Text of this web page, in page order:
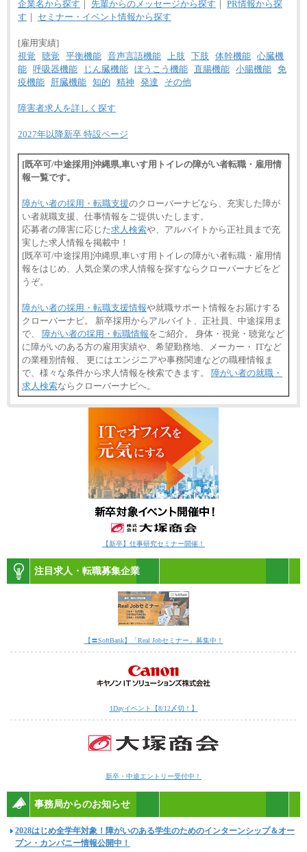
企業名から探す ｜ 先輩からのメッセージから探す ｜ PR情報から探
す ｜ セミナー・イベント情報から探す
[雇用実績]
視覚
聴覚 平衡機能 音声言語機能 上肢 下肢 体幹機能 心臓機
能 呼吸器機能 じん臓機能 ぼうこう機能 直腸機能 小腸機能 免
疫機能
肝臓機能 知的 精神 発達 その他
障害者求人を詳しく探す
2027年以降新卒 特設ページ
[既卒可/中途採用]沖縄県,車いす用トイレの障がい者転職・雇用情
報一覧です。
障がい者の採用・転職支援のクローバーナビなら、充実した障が
い者就職支援、仕事情報をご提供いたします。
応募者の障害に応じた求人検索や、アルバイトから正社員まで充
実した求人情報を掲載中！
[既卒可/中途採用]沖縄県,車いす用トイレの障がい者転職・雇用情
報をはじめ、人気企業の求人情報を探すならクローバーナビをど
うぞ。
障がい者の採用・転職支援情報や就職サポート情報をお届けする
クローバーナビ。 新卒採用からアルバイト、正社員、中途採用ま
で、 障がい者の採用・転職情報をご紹介。 身体・視覚・聴覚など
に障がいのある方の雇用実績や、希望勤務地、メーカー・ ITなど
の業種別情報、 更にはエンジニアや事務関連などの職種情報ま
で、様々な条件から求人情報を検索できます。 障がい者の就職・
求人検索ならクローバーナビへ。
【新卒】仕事研究セミナー開催！
注目求人・転職募集企業
【〓SoftBank】「Real Jobセミナー」募集中！
1Dayイベント【8/12〆切！】
新卒・中途エントリー受付中！
事務局からのお知らせ
2028はじめ全学年対象！障がいのある学生のためのインターンシップ＆オー
プン・カンパニー情報公開中！